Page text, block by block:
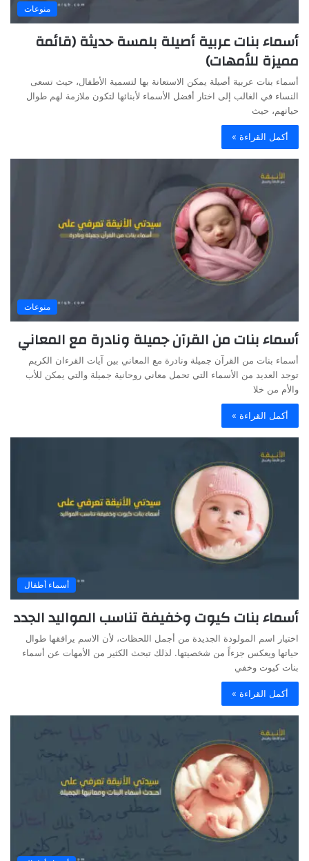
منوعات
أسماء بنات عربية أصيلة بلمسة حديثة (قائمة
مميزة للأمهات)
أسماء بنات عربية أصيلة يمكن الاستعانة بها لتسمية الأطفال، حيث تسعى
النساء في الغالب إلى اختار أفضل الأسماء لأبنائها لتكون ملازمة لهم طوال
حياتهم، حيث
أكمل القراءة »
منوعات
أسماء بنات من القرآن جميلة ونادرة مع المعاني
أسماء بنات من القرآن جميلة ونادرة مع المعاني بين آيات القرءان الكريم
توجد العديد من الأسماء التي تحمل معاني روحانية جميلة والتي يمكن للأب
والأم من خلا
أكمل القراءة »
أسماء أطفال
أسماء بنات كيوت وخفيفة تناسب المواليد الجدد
اختيار اسم المولودة الجديدة من أجمل اللحظات، لأن الاسم يرافقها طوال
حياتها ويعكس جزءاً من شخصيتها. لذلك تبحث الكثير من الأمهات عن أسماء
بنات كيوت وخفي
أكمل القراءة »